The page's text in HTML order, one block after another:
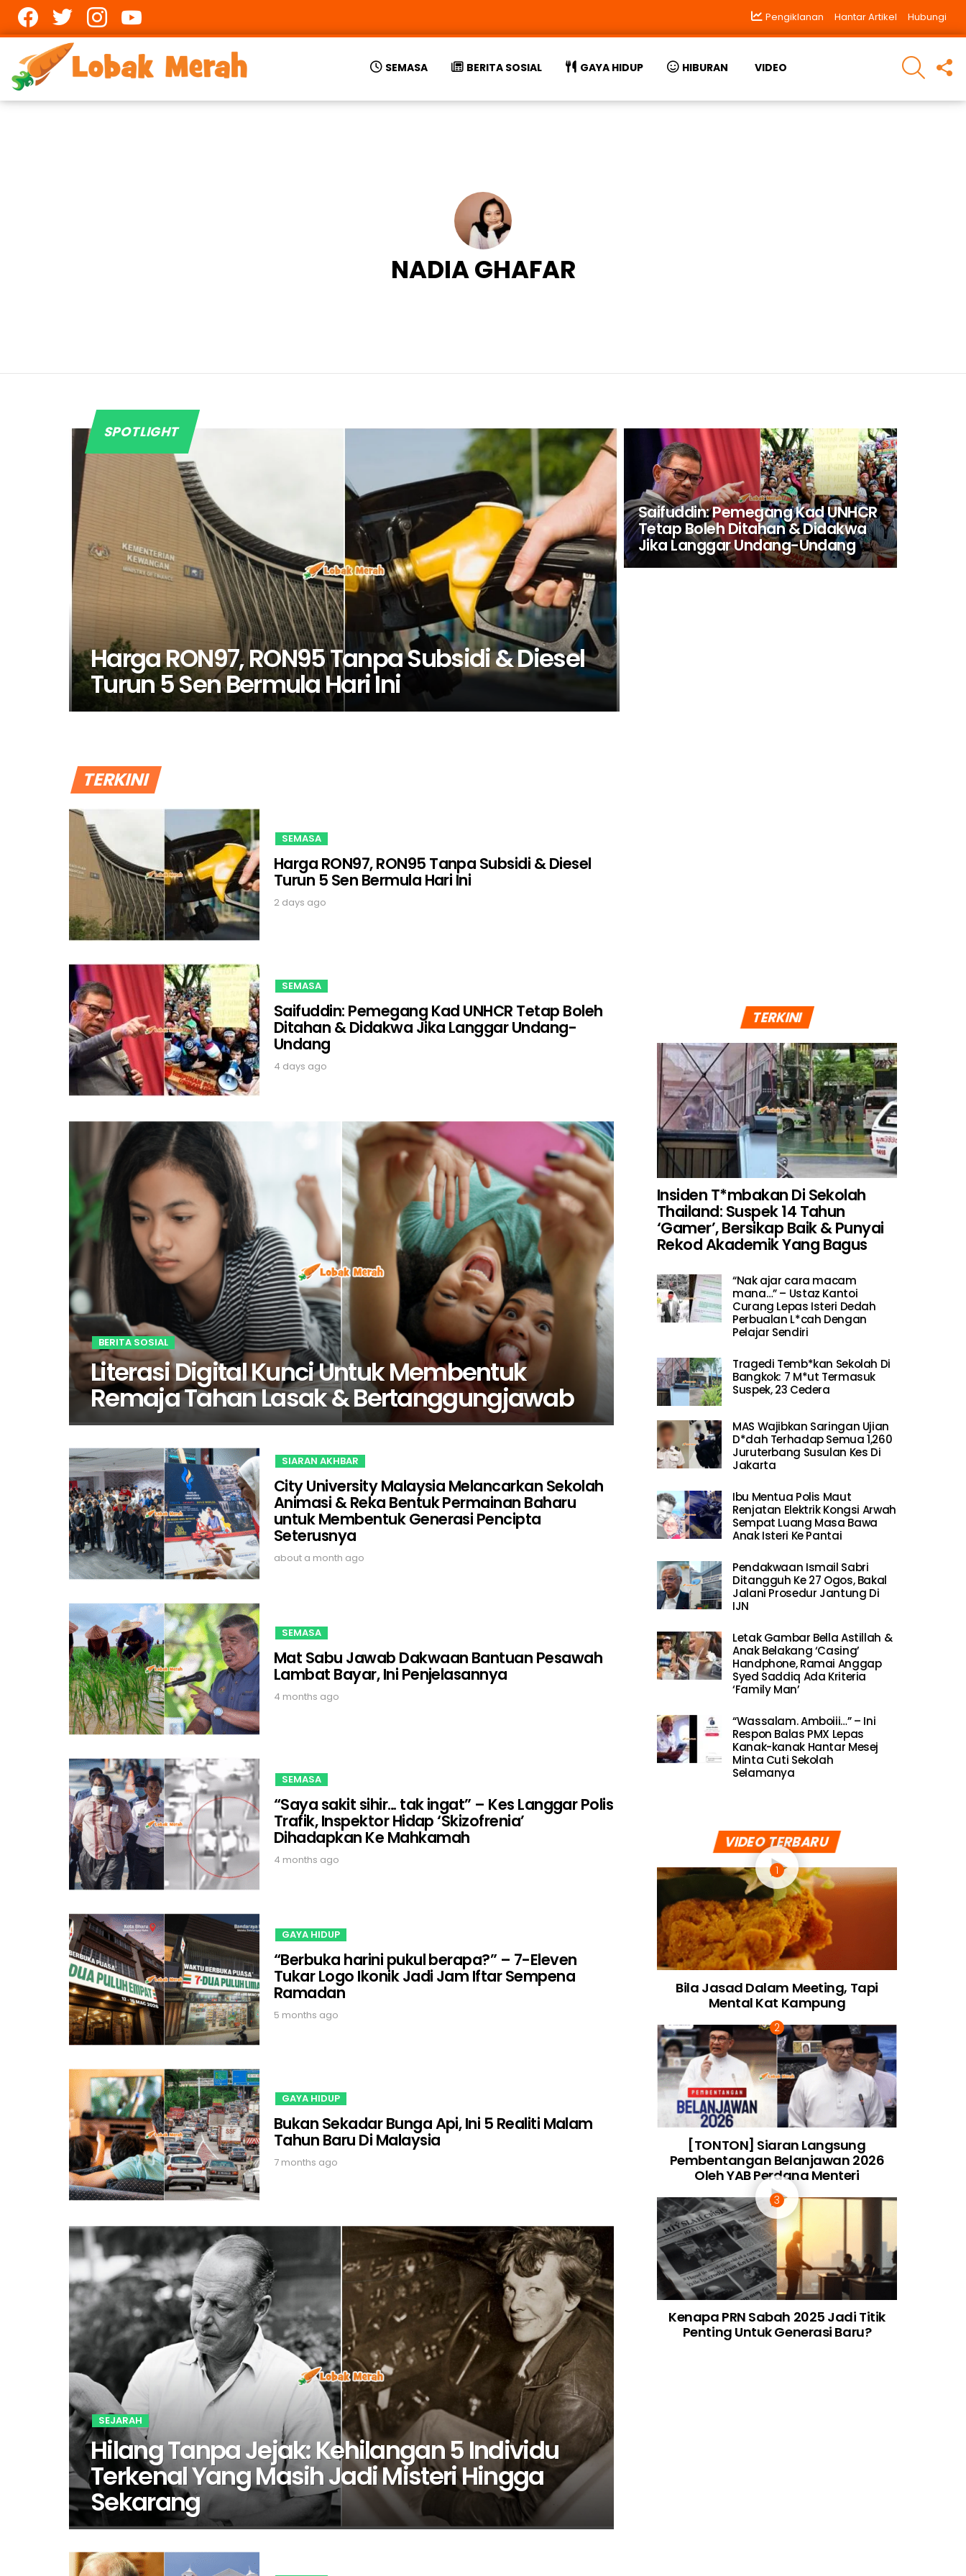
Pengiklanan Hantar Artikel Hubungi
SEMASA BERITA SOSIAL GAYA HIDUP HIBURAN VIDEO
SEARCH
NADIA GHAFAR
SPOTLIGHT
Harga RON97, RON95 Tanpa Subsidi & Diesel
Turun 5 Sen Bermula Hari Ini
Saifuddin: Pemegang Kad UNHCR
Tetap Boleh Ditahan & Didakwa
Jika Langgar Undang-Undang
TERKINI
SEMASA
Harga RON97, RON95 Tanpa Subsidi & Diesel
Turun 5 Sen Bermula Hari Ini
2 days ago
SEMASA
Saifuddin: Pemegang Kad UNHCR Tetap Boleh
Ditahan & Didakwa Jika Langgar Undang-
Undang
4 days ago
BERITA SOSIAL
Literasi Digital Kunci Untuk Membentuk
Remaja Tahan Lasak & Bertanggungjawab
SIARAN AKHBAR
City University Malaysia Melancarkan Sekolah
Animasi & Reka Bentuk Permainan Baharu
untuk Membentuk Generasi Pencipta
Seterusnya
about a month ago
SEMASA
Mat Sabu Jawab Dakwaan Bantuan Pesawah
Lambat Bayar, Ini Penjelasannya
4 months ago
SEMASA
“Saya sakit sihir… tak ingat” – Kes Langgar Polis
Trafik, Inspektor Hidap ‘Skizofrenia’
Dihadapkan Ke Mahkamah
4 months ago
GAYA HIDUP
“Berbuka harini pukul berapa?” – 7-Eleven
Tukar Logo Ikonik Jadi Jam Iftar Sempena
Ramadan
5 months ago
GAYA HIDUP
Bukan Sekadar Bunga Api, Ini 5 Realiti Malam
Tahun Baru Di Malaysia
7 months ago
SEJARAH
Hilang Tanpa Jejak: Kehilangan 5 Individu
Terkenal Yang Masih Jadi Misteri Hingga
Sekarang
TERKINI
Insiden T*mbakan Di Sekolah
Thailand: Suspek 14 Tahun
‘Gamer’, Bersikap Baik & Punyai
Rekod Akademik Yang Bagus
“Nak ajar cara macam
mana…” – Ustaz Kantoi
Curang Lepas Isteri Dedah
Perbualan L*cah Dengan
Pelajar Sendiri
Tragedi Temb*kan Sekolah Di
Bangkok: 7 M*ut Termasuk
Suspek, 23 Cedera
MAS Wajibkan Saringan Ujian
D*dah Terhadap Semua 1,260
Juruterbang Susulan Kes Di
Jakarta
Ibu Mentua Polis Maut
Renjatan Elektrik Kongsi Arwah
Sempat Luang Masa Bawa
Anak Isteri Ke Pantai
Pendakwaan Ismail Sabri
Ditangguh Ke 27 Ogos, Bakal
Jalani Prosedur Jantung Di
IJN
Letak Gambar Bella Astillah &
Anak Belakang ‘Casing’
Handphone, Ramai Anggap
Syed Saddiq Ada Kriteria
‘Family Man’
“Wassalam. Amboiii…” – Ini
Respon Balas PMX Lepas
Kanak-kanak Hantar Mesej
Minta Cuti Sekolah
Selamanya
VIDEO TERBARU
Bila Jasad Dalam Meeting, Tapi
Mental Kat Kampung
[TONTON] Siaran Langsung
Pembentangan Belanjawan 2026
Oleh YAB Perdana Menteri
Kenapa PRN Sabah 2025 Jadi Titik
Penting Untuk Generasi Baru?